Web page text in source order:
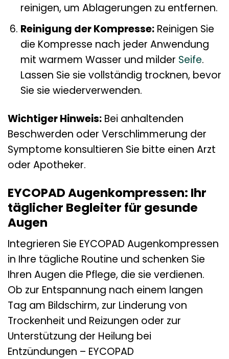
reinigen, um Ablagerungen zu entfernen.
Reinigung der Kompresse:Reinigen Sie
die Kompresse nach jeder Anwendung
mit warmem Wasser und milder Seife.
Lassen Sie sie vollständig trocknen, bevor
Sie sie wiederverwenden.
Wichtiger Hinweis: Bei anhaltenden
Beschwerden oder Verschlimmerung der
Symptome konsultieren Sie bitte einen Arzt
oder Apotheker.
EYCOPAD Augenkompressen: Ihr
täglicher Begleiter für gesunde
Augen
Integrieren Sie EYCOPAD Augenkompressen
in Ihre tägliche Routine und schenken Sie
Ihren Augen die Pflege, die sie verdienen.
Ob zur Entspannung nach einem langen
Tag am Bildschirm, zur Linderung von
Trockenheit und Reizungen oder zur
Unterstützung der Heilung bei
Entzündungen – EYCOPAD